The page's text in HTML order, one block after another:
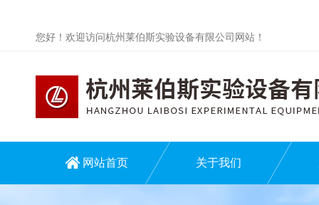
您好！欢迎访问杭州莱伯斯实验设备有限公司网站！
网站首页 关于我们